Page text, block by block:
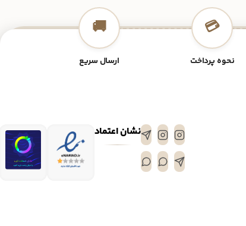
💳
نحوه پرداخت
🚚
ارسال سریع
نشان اعتماد